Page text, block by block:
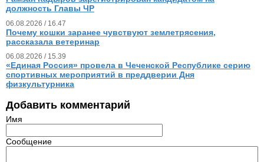
должность Главы ЧР
06.08.2026 / 16.47
Почему кошки заранее чувствуют землетрясения,
рассказала ветеринар
06.08.2026 / 15.39
«Единая Россия» провела в Чеченской Республике серию
спортивных мероприятий в преддверии Дня
физкультурника
Добавить комментарий
Имя
Сообщение